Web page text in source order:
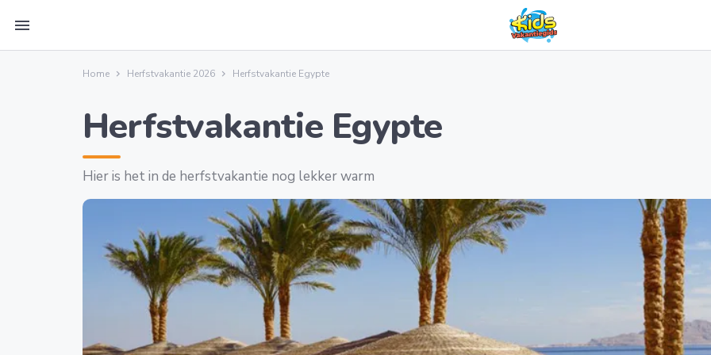
menu
Home Herfstvakantie 2026 Herfstvakantie Egypte
Herfstvakantie Egypte
Hier is het in de herfstvakantie nog lekker warm